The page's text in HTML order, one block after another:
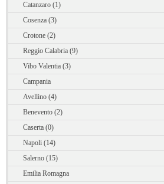
Catanzaro (1)
Cosenza (3)
Crotone (2)
Reggio Calabria (9)
Vibo Valentia (3)
Campania
Avellino (4)
Benevento (2)
Caserta (0)
Napoli (14)
Salerno (15)
Emilia Romagna